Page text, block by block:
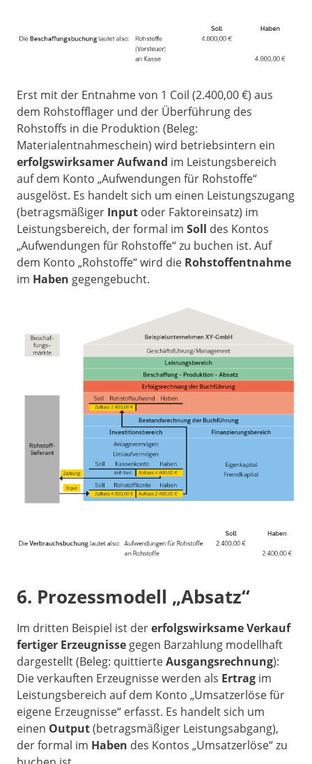
Erst mit der Entnahme von 1 Coil (2.400,00 €) aus
dem Rohstofflager und der Überführung des
Rohstoffs in die Produktion (Beleg:
Materialentnahmeschein) wird betriebsintern ein
erfolgswirksamer Aufwand im Leistungsbereich
auf dem Konto „Aufwendungen für Rohstoffe“
ausgelöst. Es handelt sich um einen Leistungszugang
(betragsmäßiger Input oder Faktoreinsatz) im
Leistungsbereich, der formal im Soll des Kontos
„Aufwendungen für Rohstoffe“ zu buchen ist. Auf
dem Konto „Rohstoffe“ wird die Rohstoffentnahme
im Haben gegengebucht.
6. Prozessmodell „Absatz“
Im dritten Beispiel ist dererfolgswirksame Verkauf
fertiger Erzeugnisse gegen Barzahlung modellhaft
dargestellt (Beleg: quittierteAusgangsrechnung):
Die verkauften Erzeugnisse werden als Ertrag im
Leistungsbereich auf dem Konto „Umsatzerlöse für
eigene Erzeugnisse“ erfasst. Es handelt sich um
einen Output(betragsmäßiger Leistungsabgang),
der formal im Haben des Kontos „Umsatzerlöse“ zu